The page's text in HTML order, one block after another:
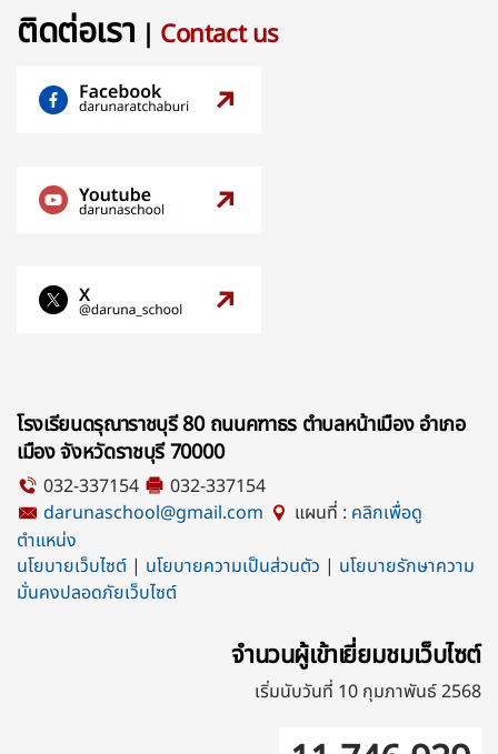
ติดต่อเรา | Contact us
โรงเรียนดรุณาราชบุรี 80 ถนนคฑาธร ตำบลหน้าเมือง อำเภอ
เมือง จังหวัดราชบุรี 70000
032-337154
032-337154
darunaschool@gmail.com
แผนที่ : คลิกเพื่อดู
ตำแหน่ง
นโยบายเว็บไซต์ | นโยบายความเป็นส่วนตัว | นโยบายรักษาความ
มั่นคงปลอดภัยเว็บไซต์
จำนวนผู้เข้าเยี่ยมชมเว็บไซต์
เริ่มนับวันที่ 10 กุมภาพันธ์ 2568